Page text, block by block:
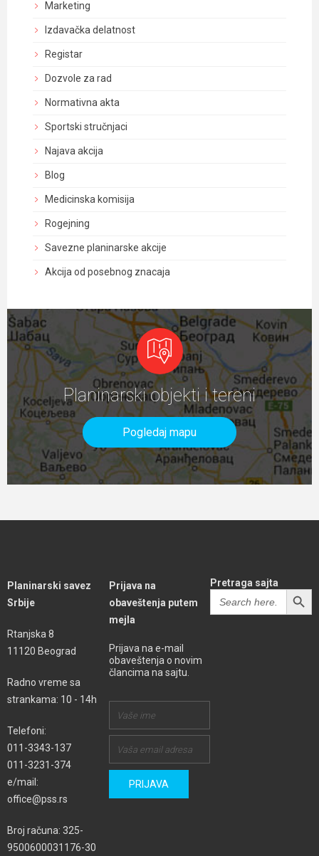
Marketing
Izdavačka delatnost
Registar
Dozvole za rad
Normativna akta
Sportski stručnjaci
Najava akcija
Blog
Medicinska komisija
Rogejning
Savezne planinarske akcije
Akcija od posebnog znacaja
Planinarski objekti i tereni
Pogledaj mapu
Planinarski savez
Srbije
Rtanjska 8
11120 Beograd
Radno vreme sa
strankama: 10 - 14h
Telefoni:
011-3343-137
011-3231-374
e/mail:
office@pss.rs
Broj računa: 325-
9500600031176-30
Prijava na
obaveštenja putem
mejla
Prijava na e-mail
obaveštenja o novim
člancima na sajtu.
Pretraga sajta
Search
for:
SEARCH